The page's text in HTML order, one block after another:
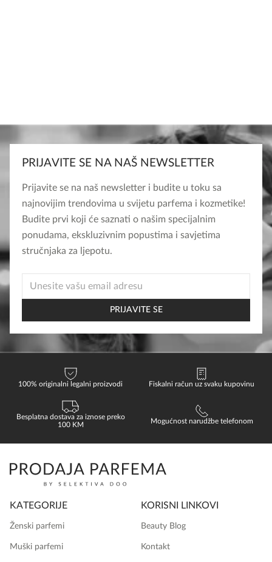
PRIJAVITE SE NA NAŠ NEWSLETTER
Prijavite se na naš newsletter i budite u toku sa
najnovijim trendovima u svijetu parfema i kozmetike!
Budite prvi koji će saznati o našim specijalnim
ponudama, ekskluzivnim popustima i savjetima
stručnjaka za ljepotu.
EMAIL
PRIJAVITE SE
100% originalni legalni proizvodi Fiskalni račun uz svaku kupovinu
Besplatna dostava za iznose preko
100 KM
Mogućnost narudžbe telefonom
KATEGORIJE
Ženski parfemi
Muški parfemi
KORISNI LINKOVI
Beauty Blog
Kontakt